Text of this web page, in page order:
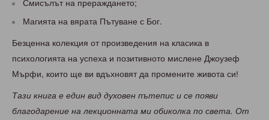
Смисълът на прераждането;
Магията на вярата Пътуване с Бог.
Безценна колекция от произведения на класика в
психологията на успеха и позитивното мислене Джоузеф
Мърфи, които ще ви вдъхновят да промените живота си!
Тази книга е един вид духовен пътепис и се появи
благодарение на лекционната ми обиколка по света. От